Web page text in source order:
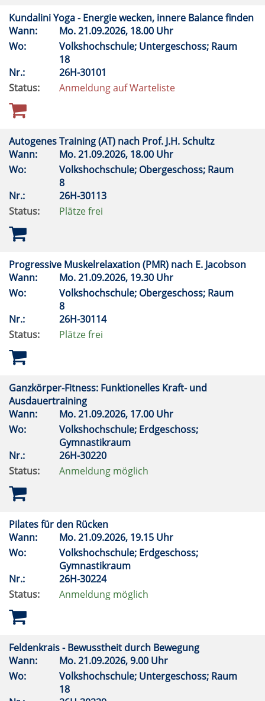
Kundalini Yoga - Energie wecken, innere Balance finden
Wann:
Mo.21.09.2026, 18.00 Uhr
Wo:
Volkshochschule; Untergeschoss; Raum
18
Nr.:
26H-30101
Status:
Anmeldung auf Warteliste
Autogenes Training (AT) nach Prof. J.H. Schultz
Wann:
Mo.21.09.2026, 18.00 Uhr
Wo:
Volkshochschule; Obergeschoss; Raum
8
Nr.:
26H-30113
Status:
Plätze frei
Progressive Muskelrelaxation (PMR) nach E. Jacobson
Wann:
Mo.21.09.2026, 19.30 Uhr
Wo:
Volkshochschule; Obergeschoss; Raum
8
Nr.:
26H-30114
Status:
Plätze frei
Ganzkörper-Fitness: Funktionelles Kraft- und
Ausdauertraining
Wann:
Mo.21.09.2026, 17.00 Uhr
Wo:
Volkshochschule; Erdgeschoss;
Gymnastikraum
Nr.:
26H-30220
Status:
Anmeldung möglich
Pilates für den Rücken
Wann:
Mo.21.09.2026, 19.15 Uhr
Wo:
Volkshochschule; Erdgeschoss;
Gymnastikraum
Nr.:
26H-30224
Status:
Anmeldung möglich
Feldenkrais - Bewusstheit durch Bewegung
Wann:
Mo.21.09.2026, 9.00 Uhr
Wo:
Volkshochschule; Untergeschoss; Raum
18